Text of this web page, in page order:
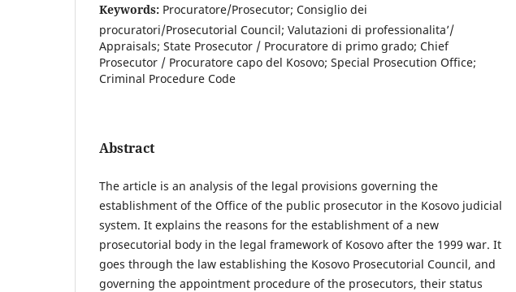
Keywords: Procuratore/Prosecutor; Consiglio dei
procuratori/Prosecutorial Council; Valutazioni di professionalita’/
Appraisals; State Prosecutor / Procuratore di primo grado; Chief
Prosecutor / Procuratore capo del Kosovo; Special Prosecution Office;
Criminal Procedure Code
Abstract
The article is an analysis of the legal provisions governing the
establishment of the Office of the public prosecutor in the Kosovo judicial
system. It explains the reasons for the establishment of a new
prosecutorial body in the legal framework of Kosovo after the 1999 war. It
goes through the law establishing the Kosovo Prosecutorial Council, and
governing the appointment procedure of the prosecutors, their status